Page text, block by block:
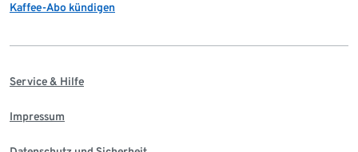
Kaffee-Abo kündigen
Service & Hilfe
Impressum